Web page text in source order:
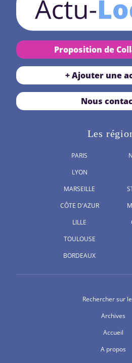
Proposition de
+ Ajouter une
Nous
Les
PARIS
LYON
MARSEILLE
CÔTE D'AZUR
LILLE
TOULOUSE
BORDEAUX
Rechercher sur
Archives
Accueil
A propos